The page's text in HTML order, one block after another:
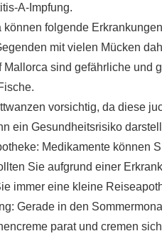
A-Impfung.
können folgende
mit vielen Mücken
Mallorca sind gefährliche und
vorsichtig, da diese
ein Gesundheitsrisiko
Medikamente können
Sie aufgrund einer
immer eine kleine
Gerade in den
parat und cremen